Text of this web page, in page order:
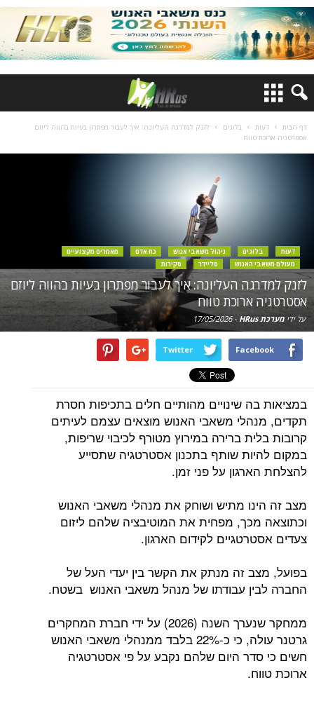
דף הבית דעות בלוגים
לזנק למדרגה העליונה: איך לעבור מפתרון בעיות בהווה ליוזם
אסטרטגיה ארוכת טווח
דעות בלוגים ניהול משאבי אנוש כח אדם
מאמרים מקצועיים
מעולם משאבי האנוש
סליידר סקירות
לזנק למדרגה העליונה: איך לעבור מפתרון בעיות בהווה ליוזם
אסטרטגיה ארוכת טווח
על ידי מערכת HRus -
17/05/2026
Facebook
Twitter
במציאות בה שינויים מהותיים חלים בתכיפות חסרת
תקדים, מנהלי משאבי האנוש מוצאים עצמם לעיתים
קרובות בלית ברירה במירוץ מטורף לכיבוי שריפות,
במקום להיות שותף בתכנון אסטרטגיה שתסייע
להצלחת הארגון על פני זמן.
מצב זה הינו מתיש ושוחק את מנהלי משאבי האנוש
וכתוצאה מכך, מפחית את המוטיבציה שלהם ליזום
צעדים אסטרטגיים לקידום הארגון.
בפועל, מצב זה מנתק את הקשר בין יעדי העל של
החברה לבין עבודתו של מנהל משאבי האנוש בשטח.
ממחקר שנערך השנה (2026) על ידי חברת המחקרים
גרטנר עולה, כי כ-22% בלבד ממנהלי משאבי האנוש
חשים כי סדר היום שלהם נקבע על פי אסטרטגיה
ארוכת טווח.